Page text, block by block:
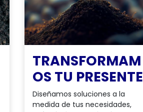
TRANSFORMAM
OS TU PRESENTE
Diseñamos soluciones a la
medida de tus necesidades,